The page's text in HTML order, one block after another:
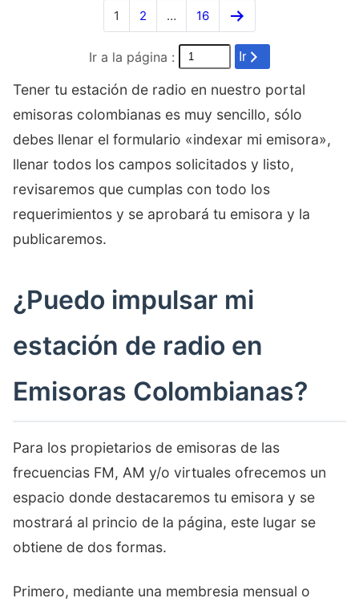
1 2 … 16
Ir a la página : Ir
Tener tu estación de radio en nuestro portal
emisoras colombianas es muy sencillo, sólo
debes llenar el formulario «indexar mi emisora»,
llenar todos los campos solicitados y listo,
revisaremos que cumplas con todo los
requerimientos y se aprobará tu emisora y la
publicaremos.
¿Puedo impulsar mi
estación de radio en
Emisoras Colombianas?
Para los propietarios de emisoras de las
frecuencias FM, AM y/o virtuales ofrecemos un
espacio donde destacaremos tu emisora y se
mostrará al princio de la página, este lugar se
obtiene de dos formas.
Primero, mediante una membresia mensual o